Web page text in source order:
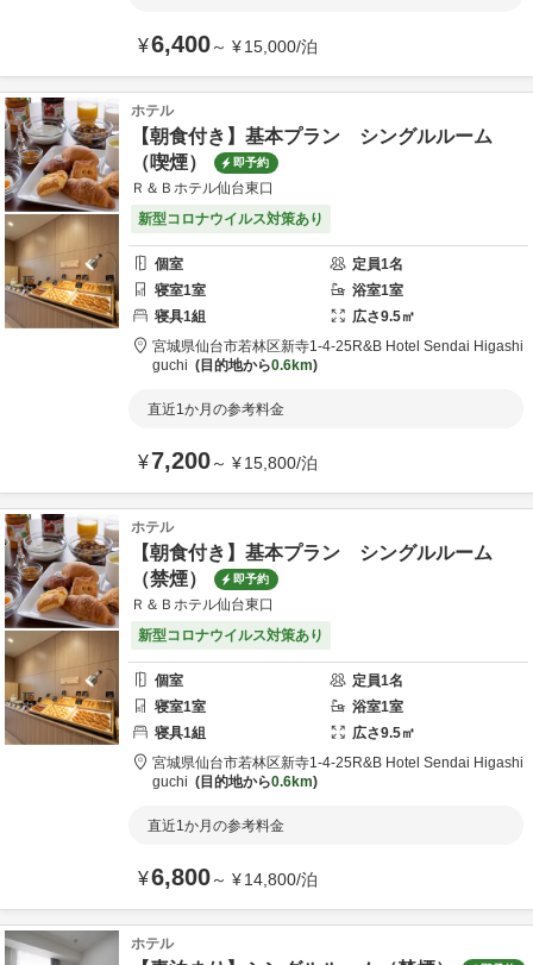
¥6,400～ ¥15,000/泊
ホテル
【朝食付き】基本プラン シングルルーム
（喫煙）
即予約
Ｒ＆Ｂホテル仙台東口
新型コロナウイルス対策あり
個室 定員1名
寝室1室 浴室1室
寝具1組 広さ9.5㎡
宮城県仙台市若林区新寺1-4-25 R&B Hotel Sendai Higashi
guchi
目的地から0.6km
直近1か月の参考料金
¥7,200～ ¥15,800/泊
ホテル
【朝食付き】基本プラン シングルルーム
（禁煙）
即予約
Ｒ＆Ｂホテル仙台東口
新型コロナウイルス対策あり
個室 定員1名
寝室1室 浴室1室
寝具1組 広さ9.5㎡
宮城県仙台市若林区新寺1-4-25 R&B Hotel Sendai Higashi
guchi
目的地から0.6km
直近1か月の参考料金
¥6,800～ ¥14,800/泊
ホテル